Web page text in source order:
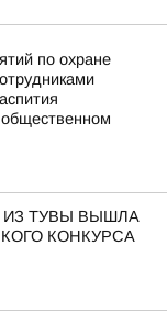
по охране
общественном
ИЗ ТУВЫ ВЫШЛА
КОНКУРСА